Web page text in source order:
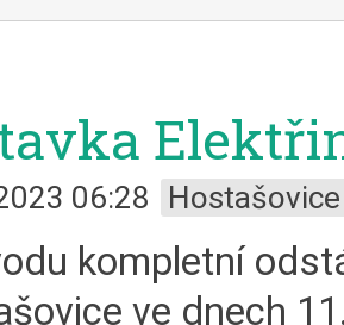
06:28 Hostašovice
kompletní
ve dnech